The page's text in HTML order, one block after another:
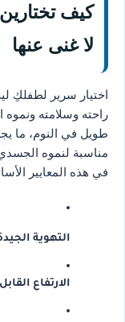
كيف
لا غنى عنها
اختيار سرير لطفلكِ
راحته وسلامته
طويل في النوم، ما
مناسبة لنموه
في هذه المعايير
التهوية
الارتفاع